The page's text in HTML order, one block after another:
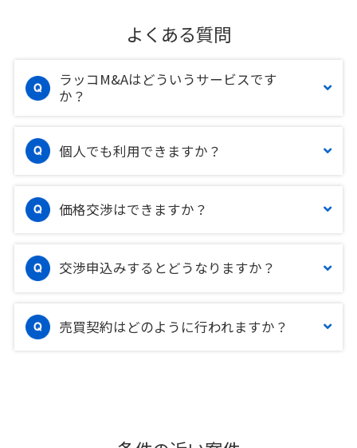
よくある質問
ラッコM&Aはどういうサービスです
か？
個人でも利用できますか？
価格交渉はできますか？
交渉申込みするとどうなりますか？
売買契約はどのように行われますか？